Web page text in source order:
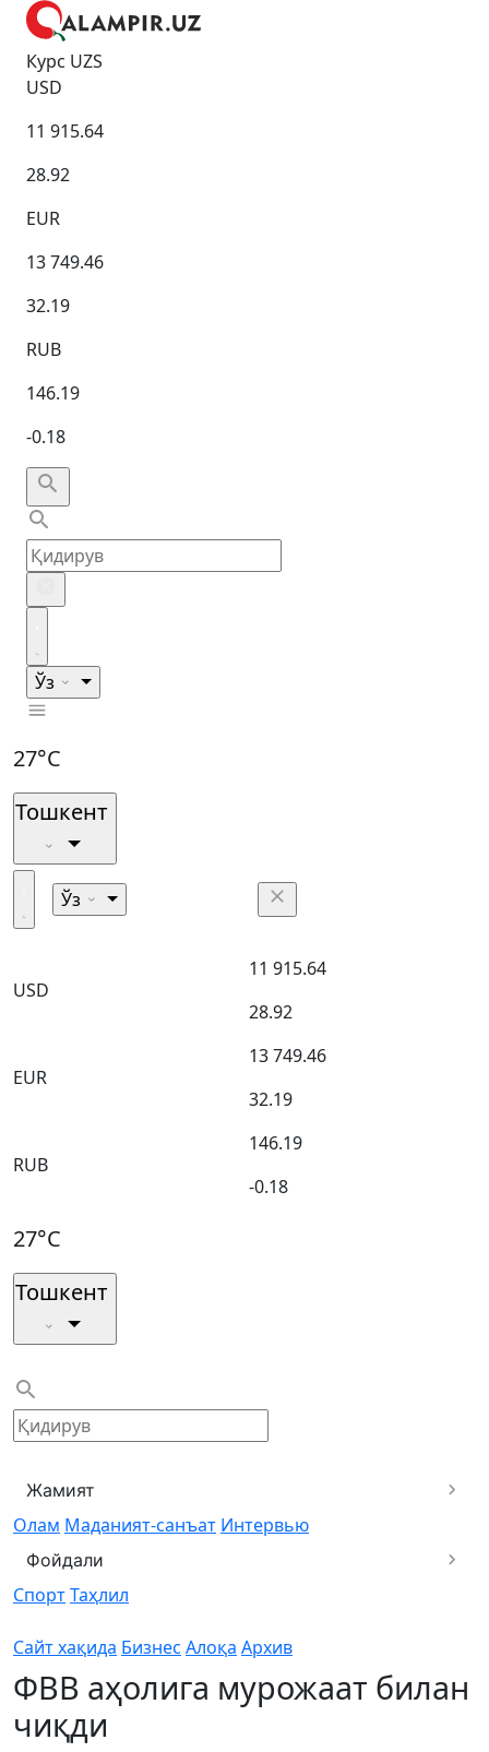
Курс UZS
USD
11 915.64
28.92
EUR
13 749.46
32.19
RUB
146.19
-0.18
Ўз
27°C
Тошкент
Ўз
USD
11 915.64
28.92
EUR
13 749.46
32.19
RUB
146.19
-0.18
27°C
Тошкент
Жамият
Олам Маданият-санъат Интервью
Фойдали
СпортТаҳлил
Сайт хақида Бизнес Алоқа Архив
ФВВ аҳолига мурожаат билан
чиқди